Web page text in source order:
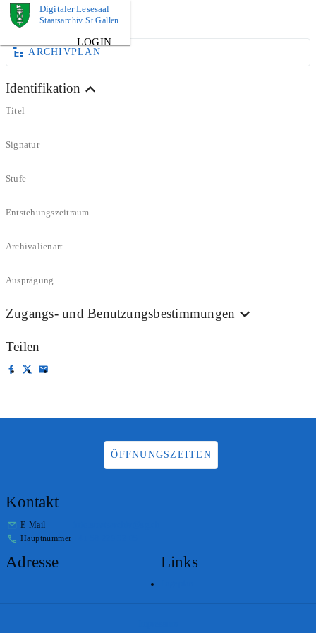
Digitaler Lesesaal
Staatsarchiv St.Gallen
LOGIN
DOKUMENT
ARCHIVPLAN
Identifikation
Titel
Signatur
Stufe
Entstehungszeitraum
Archivalienart
Ausprägung
Zugangs- und Benutzungsbestimmungen
Teilen
ÖFFNUNGSZEITEN
Kontakt
E-Mail
Hauptnummer
Adresse Links